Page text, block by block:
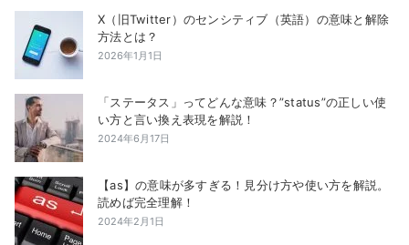
X（旧Twitter）のセンシティブ（英語）の意味と解除
方法とは？
2026年1月1日
「ステータス」ってどんな意味？”status”の正しい使
い方と言い換え表現を解説！
2024年6月17日
【as】の意味が多すぎる！見分け方や使い方を解説。
読めば完全理解！
2024年2月1日